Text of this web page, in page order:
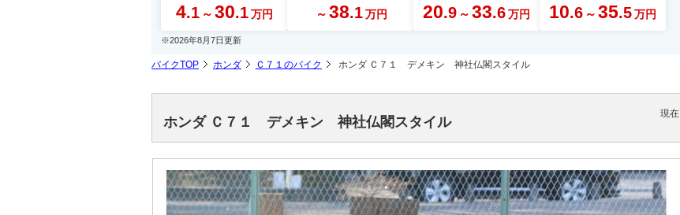
4.1 ～ 30.1 万円 ～ 38.1 万円 20.9 ～ 33.6万円 10.6 ～ 35.5万円
※2026年8月7日更新
バイクTOP ホンダ Ｃ７１のバイク ホンダ Ｃ７１ デメキン 神社仏閣スタイル
現在
ホンダ Ｃ７１ デメキン 神社仏閣スタイル